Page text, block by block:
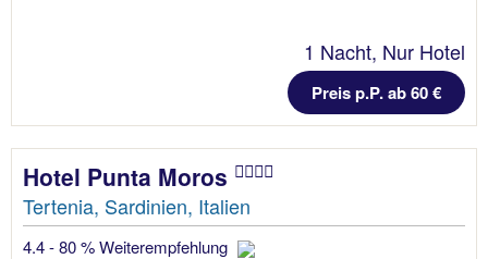
1 Nacht, Nur Hotel
Preis p.P. ab 60 €
Hotel Punta Moros
Tertenia, Sardinien, Italien
4.4 - 80 % Weiterempfehlung